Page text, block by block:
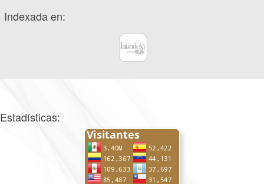
Indexada en:
Estadísticas: